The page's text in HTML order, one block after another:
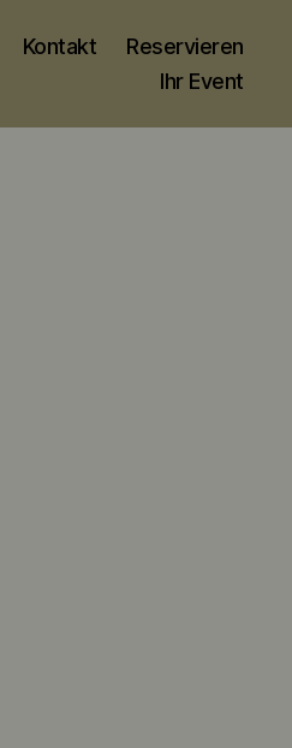
Kontakt
Reservieren
Ihr Event